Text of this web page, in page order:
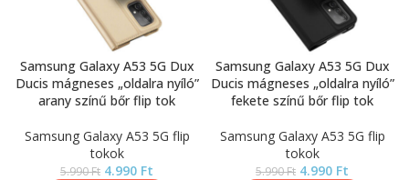
Samsung Galaxy A53 5G Dux
Ducis mágneses „oldalra nyíló”
arany színű bőr flip tok
Samsung Galaxy A53 5G flip
tokok
5.990Ft 4.990 Ft
Samsung Galaxy A53 5G Dux
Ducis mágneses „oldalra nyíló”
fekete színű bőr flip tok
Samsung Galaxy A53 5G flip
tokok
5.990Ft 4.990 Ft